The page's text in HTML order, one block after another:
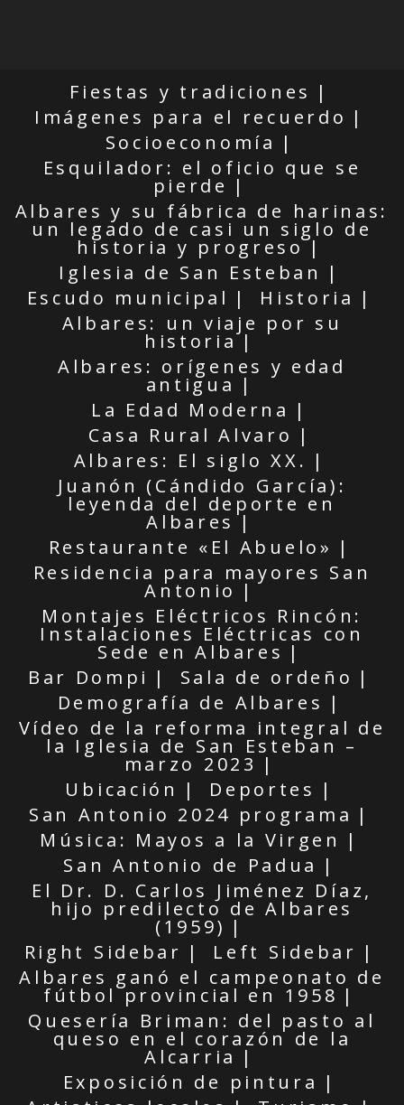
Fiestas y tradiciones
Imágenes para el recuerdo
Socioeconomía
Esquilador: el oficio que se
pierde
Albares y su fábrica de harinas:
un legado de casi un siglo de
historia y progreso
Iglesia de San Esteban
Escudo municipal
Historia
Albares: un viaje por su
historia
Albares: orígenes y edad
antigua
La Edad Moderna
Casa Rural Alvaro
Albares: El siglo XX.
Juanón (Cándido García):
leyenda del deporte en
Albares
Restaurante «El Abuelo»
Residencia para mayores San
Antonio
Montajes Eléctricos Rincón:
Instalaciones Eléctricas con
Sede en Albares
Bar Dompi
Sala de ordeño
Demografía de Albares
Vídeo de la reforma integral de
la Iglesia de San Esteban –
marzo 2023
Ubicación
Deportes
San Antonio 2024 programa
Música: Mayos a la Virgen
San Antonio de Padua
El Dr. D. Carlos Jiménez Díaz,
hijo predilecto de Albares
(1959)
Right Sidebar
Left Sidebar
Albares ganó el campeonato de
fútbol provincial en 1958
Quesería Briman: del pasto al
queso en el corazón de la
Alcarria
Exposición de pintura